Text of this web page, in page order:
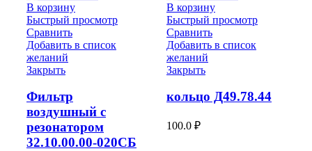
В корзину
Быстрый просмотр
Сравнить
Добавить в список
желаний
Закрыть
Фильтр
воздушный с
резонатором
32.10.00.00-020СБ
В корзину
Быстрый просмотр
Сравнить
Добавить в список
желаний
Закрыть
кольцо Д49.78.44
100.0 ₽